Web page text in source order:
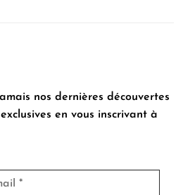
nos dernières découvertes
en vous inscrivant à